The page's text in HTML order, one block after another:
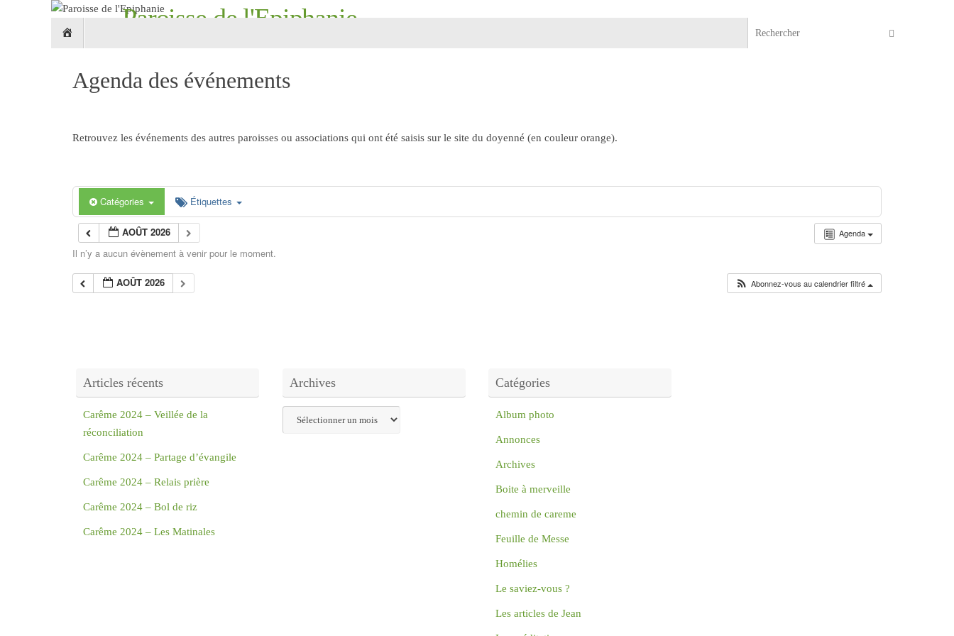
Paroisse de l'Epiphanie Rechercher
Agenda des événements
Retrouvez les événements des autres paroisses ou associations qui ont été saisis sur le site du doyenné (en couleur orange).
Catégories Étiquettes
Agenda
AOÛT 2026
Il n’y a aucun évènement à venir pour le moment.
AOÛT 2026 Abonnez-vous au calendrier filtré
Articles récents
Carême 2024 – Veillée de la
réconciliation
Carême 2024 – Partage d’évangile
Carême 2024 – Relais prière
Carême 2024 – Bol de riz
Carême 2024 – Les Matinales
Archives
Archives
Catégories
Album photo
Annonces
Archives
Boite à merveille
chemin de careme
Feuille de Messe
Homélies
Le saviez-vous ?
Les articles de Jean